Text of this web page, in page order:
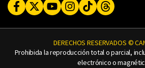
FacebookTwitterYoutubeInstagram
TikTokThreads
DERECHOS RESERVADOS ©
Prohibida la reproducción total o parcial,
electrónico o